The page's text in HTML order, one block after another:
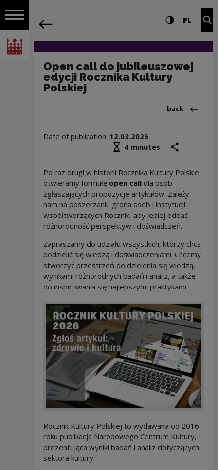
Open navigation
National Centre for Culture Poland
Navigation Settings and search
High contrast
PL
Open call do jubileuszowej
edycji Rocznika Kultury
Polskiej
Back
back
Date of publication: 12.03.2026
Średni czas czytania
4 minutes
Po raz drugi w historii Rocznika Kultury Polskiej
otwieramy formułę open calldla osób
zgłaszających propozycje artykułów. Zależy
nam na poszerzaniu grona osób i instytucji
współtworzących Rocznik, aby lepiej oddać
różnorodność perspektyw i doświadczeń.
Zapraszamy do udziału wszystkich, którzy chcą
podzielić się wiedzą i doświadczeniami. Chcemy
stworzyć przestrzeń do dzielenia się wiedzą,
wynikami różnorodnych badań i analiz, a także
do inspirowania się najlepszymi praktykami.
Rocznik Kultury Polskiej to wydawana od 2016
roku publikacja Narodowego Centrum Kultury,
prezentująca wyniki badań i analiz dotyczących
sektora kultury.